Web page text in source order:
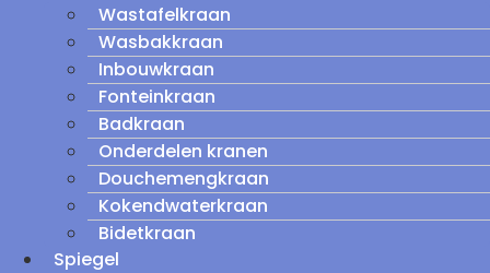
Wastafelkraan
Wasbakkraan
Inbouwkraan
Fonteinkraan
Badkraan
Onderdelen kranen
Douchemengkraan
Kokendwaterkraan
Bidetkraan
Spiegel